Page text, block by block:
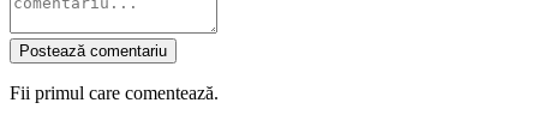
Postează comentariu
Fii primul care comentează.